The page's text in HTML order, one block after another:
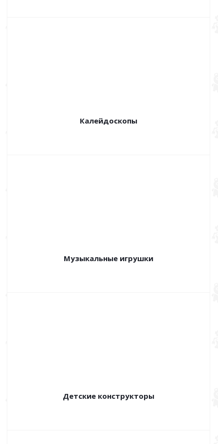
Калейдоскопы
Музыкальные игрушки
Детские конструкторы